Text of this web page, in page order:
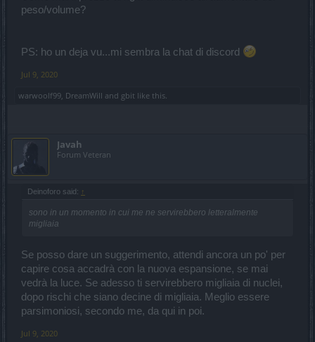
peso/volume?
PS: ho un deja vu...mi sembra la chat di discord
Jul 9, 2020
warwoolf99, DreamWill and gbit like this.
Javah
Forum Veteran
Deinoforo said: ↑
sono in un momento in cui me ne servirebbero letteralmente
migliaia
Se posso dare un suggerimento, attendi ancora un po' per
capire cosa accadrà con la nuova espansione, se mai
vedrà la luce. Se adesso ti servirebbero migliaia di nuclei,
dopo rischi che siano decine di migliaia. Meglio essere
parsimoniosi, secondo me, da qui in poi.
Jul 9, 2020